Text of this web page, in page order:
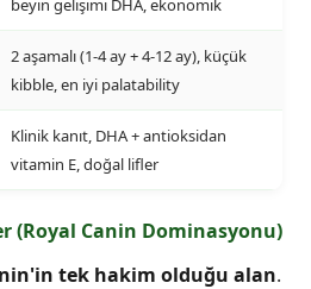
beyin gelişimi DHA, ekonomik
2 aşamalı (1-4 ay + 4-12 ay), küçük
kibble, en iyi palatability
Klinik kanıt, DHA + antioksidan
vitamin E, doğal lifler
(Royal Canin Dominasyonu)
tek hakim olduğu alan.